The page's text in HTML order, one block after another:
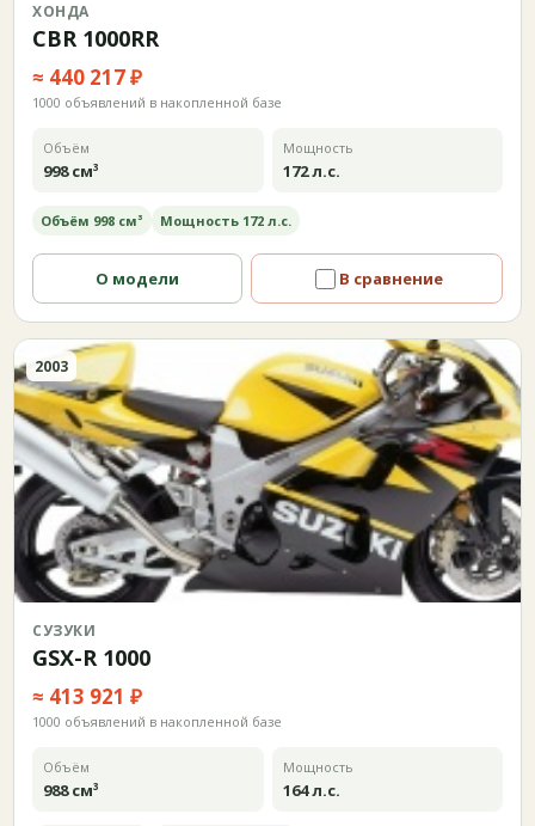
ХОНДА
CBR 1000RR
≈ 440 217 ₽
1000 объявлений в накопленной базе
Объём
998 см³
Мощность
172 л.с.
Объём 998 см³ Мощность 172 л.с.
О модели В сравнение
2003
СУЗУКИ
GSX-R 1000
≈ 413 921 ₽
1000 объявлений в накопленной базе
Объём
988 см³
Мощность
164 л.с.